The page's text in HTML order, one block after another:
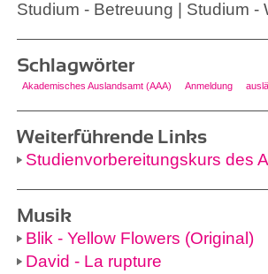
Studium - Betreuung | Studium -
Schlagwörter
Akademisches Auslandsamt (AAA) Anmeldung
Weiterführende Links
Studienvorbereitungskurs des
Musik
Blik - Yellow Flowers (Original)
David - La rupture